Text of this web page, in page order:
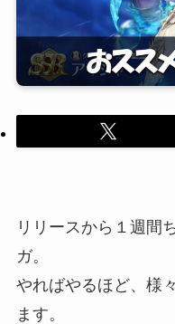
リリースから１週間
ガ。
やればやるほど、様
ます。